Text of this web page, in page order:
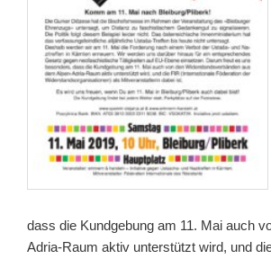
dass die Kundgebung am 11. Mai auch
Adria-Raum aktiv unterstützt wird, und